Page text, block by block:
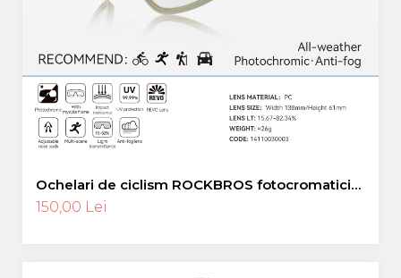
Ochelari de ciclism ROCKBROS fotocromatici
anti-aburire UV400 reglabili
150,00 Lei